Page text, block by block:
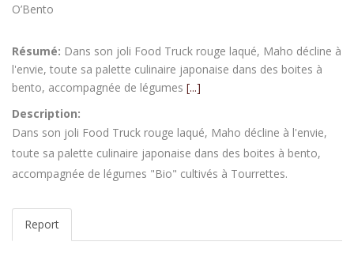
O’Bento
Résumé: Dans son joli Food Truck rouge laqué, Maho décline à
l'envie, toute sa palette culinaire japonaise dans des boites à
bento, accompagnée de légumes [...]
Description:
Dans son joli Food Truck rouge laqué, Maho décline à l'envie,
toute sa palette culinaire japonaise dans des boites à bento,
accompagnée de légumes "Bio" cultivés à Tourrettes.
Report